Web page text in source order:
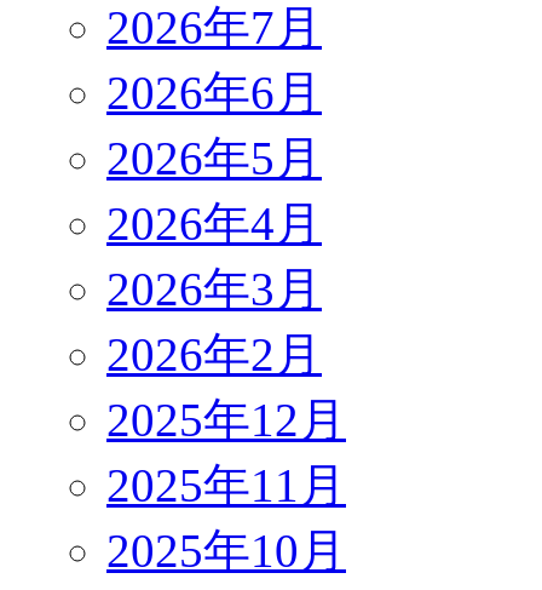
2026年7月
2026年6月
2026年5月
2026年4月
2026年3月
2026年2月
2025年12月
2025年11月
2025年10月